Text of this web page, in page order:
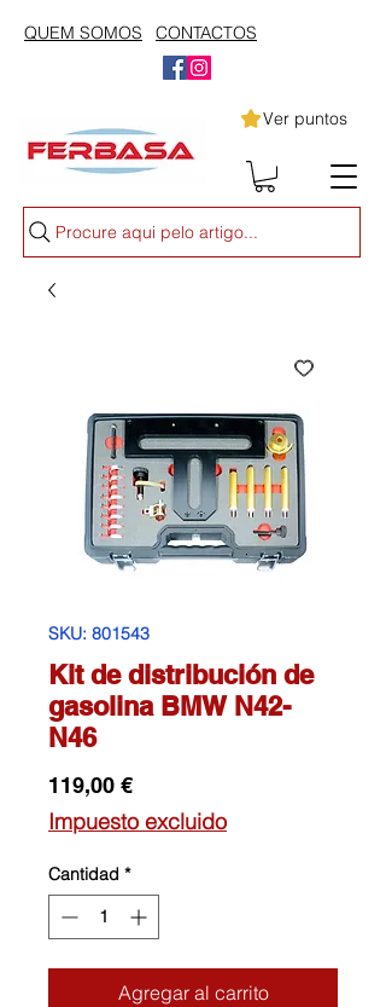
QUEM SOMOS CONTACTOS
Ver puntos
Procure aqui pelo artigo...
SKU: 801543
Kit de distribución de
gasolina BMW N42-
N46
119,00 €Precio
Impuesto excluido
Cantidad *
Agregar al carrito